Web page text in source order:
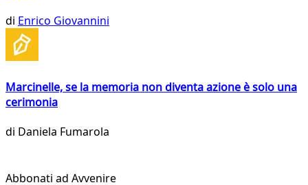
di Enrico Giovannini
Marcinelle, se la memoria non diventa azione è solo una
cerimonia
di Daniela Fumarola
Abbonati ad Avvenire